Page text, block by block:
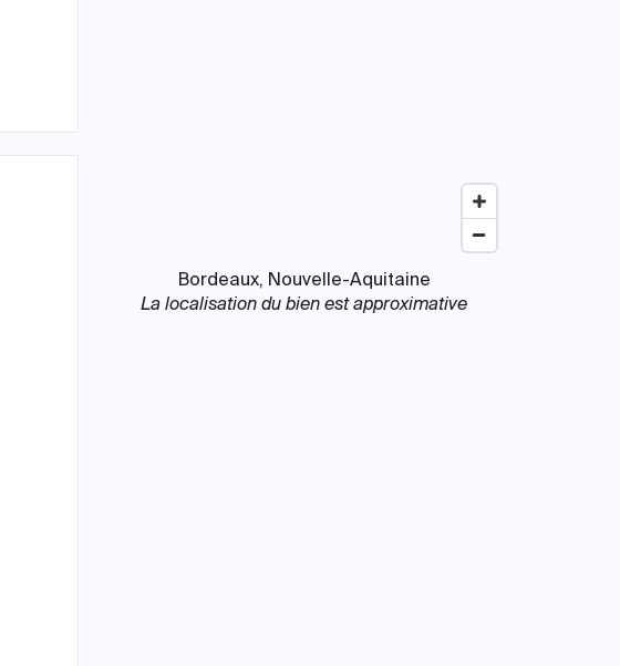
Bordeaux, Nouvelle-Aquitaine
La localisation du bien est approximative